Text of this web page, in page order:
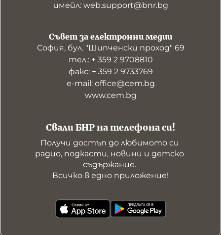
имейл: web.support@bnr.bg
Свали БНР на телефона си!
Получи достъп до любимото си
радио, подкасти, новини и детско
съдържание.
Всичко в едно приложение!
Съвет за електронни медии
София, бул. "Шипченски проход" 69
тел.: + 359 2 9708810
факс: + 359 2 9733769
е-mail: office@cem.bg
www.cem.bg